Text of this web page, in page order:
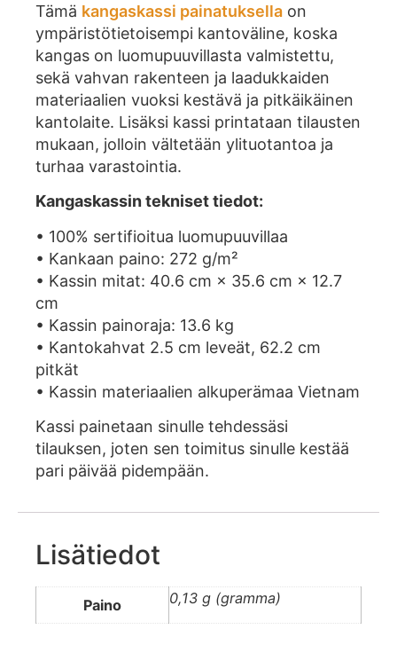
Tämä kangaskassi painatuksella on
ympäristötietoisempi kantoväline, koska
kangas on luomupuuvillasta valmistettu,
sekä vahvan rakenteen ja laadukkaiden
materiaalien vuoksi kestävä ja pitkäikäinen
kantolaite. Lisäksi kassi printataan tilausten
mukaan, jolloin vältetään ylituotantoa ja
turhaa varastointia.
Kangaskassin tekniset tiedot:
• 100% sertifioitua luomupuuvillaa
• Kankaan paino: 272 g/m²
• Kassin mitat: 40.6 cm × 35.6 cm × 12.7
cm
• Kassin painoraja: 13.6 kg
• Kantokahvat 2.5 cm leveät, 62.2 cm
pitkät
• Kassin materiaalien alkuperämaa Vietnam
Kassi painetaan sinulle tehdessäsi
tilauksen, joten sen toimitus sinulle kestää
pari päivää pidempään.
Lisätiedot
Paino 0,13 g (gramma)